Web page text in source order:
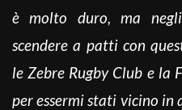
è molto duro, ma
scendere a patti con
le Zebre Rugby Club e la
per essermi stati vicino